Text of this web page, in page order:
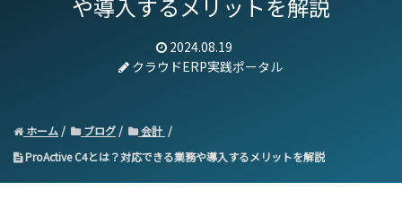
や導入するメリットを解説
2024.08.19
クラウドERP実践ポータル
ホーム ブログ
会計
ProActive C4とは？対応できる業務や導入するメリットを解説